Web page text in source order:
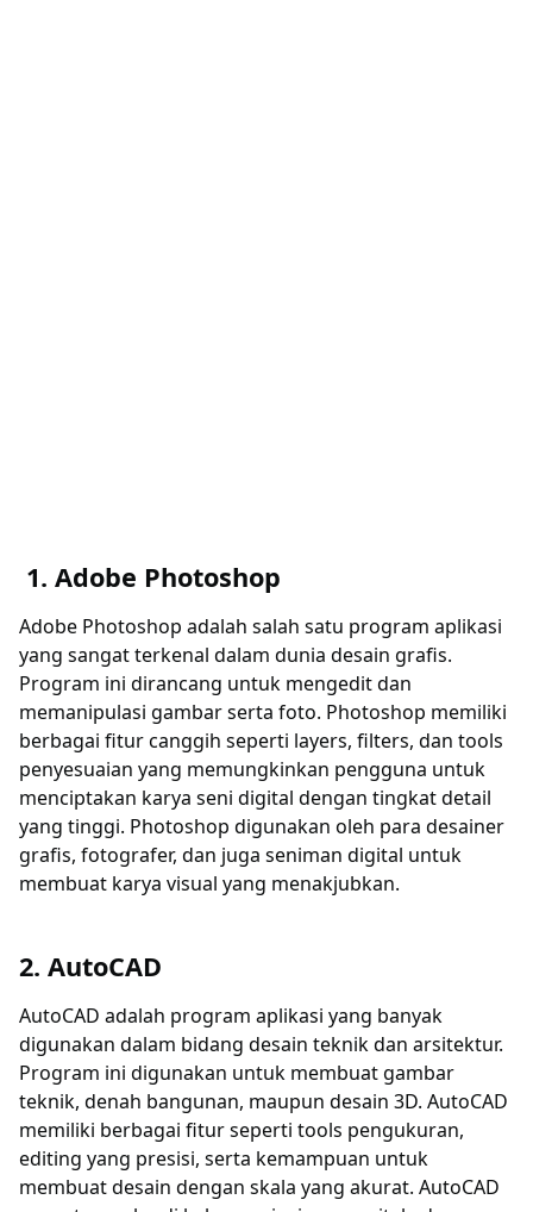
1. Adobe Photoshop
Adobe Photoshop adalah salah satu program aplikasi
yang sangat terkenal dalam dunia desain grafis.
Program ini dirancang untuk mengedit dan
memanipulasi gambar serta foto. Photoshop memiliki
berbagai fitur canggih seperti layers, filters, dan tools
penyesuaian yang memungkinkan pengguna untuk
menciptakan karya seni digital dengan tingkat detail
yang tinggi. Photoshop digunakan oleh para desainer
grafis, fotografer, dan juga seniman digital untuk
membuat karya visual yang menakjubkan.
2. AutoCAD
AutoCAD adalah program aplikasi yang banyak
digunakan dalam bidang desain teknik dan arsitektur.
Program ini digunakan untuk membuat gambar
teknik, denah bangunan, maupun desain 3D. AutoCAD
memiliki berbagai fitur seperti tools pengukuran,
editing yang presisi, serta kemampuan untuk
membuat desain dengan skala yang akurat. AutoCAD